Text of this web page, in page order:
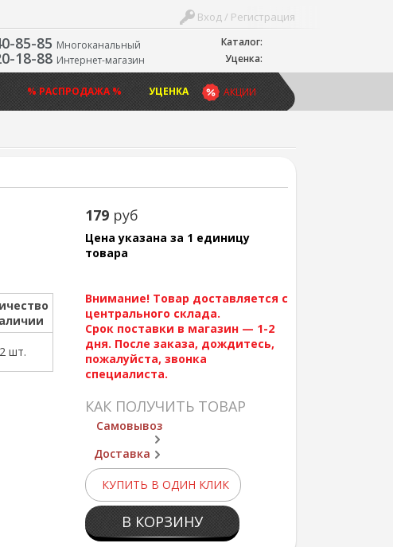
Каталог:
Уценка:
Вход / Регистрация
85-85 Многоканальный
18-88 Интернет-магазин
АКЦИИ
% РАСПРОДАЖА % УЦЕНКА
179 руб
Цена указана за 1 единицу
товара
Внимание! Товар доставляется с
центрального склада.
Срок поставки в магазин — 1-2
дня. После заказа, дождитесь,
пожалуйста, звонка
специалиста.
КАК ПОЛУЧИТЬ ТОВАР
Самовывоз
Доставка
КУПИТЬ В ОДИН КЛИК
В КОРЗИНУ
2 шт.